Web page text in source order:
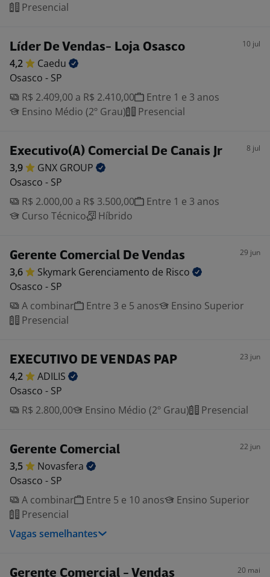
Presencial
Líder De Vendas- Loja Osasco 10 jul
4,2
Caedu
Osasco - SP
R$ 2.409,00 a R$ 2.410,00
Entre 1 e 3 anos
Ensino Médio (2º Grau)
Presencial
Executivo(A) Comercial De Canais Jr 8 jul
3,9 GNX GROUP
Osasco - SP
R$ 2.000,00 a R$ 3.500,00
Entre 1 e 3 anos
Curso Técnico
Híbrido
Gerente Comercial De Vendas 29 jun
3,6 Skymark Gerenciamento de Risco
Osasco - SP
A combinar
Entre 3 e 5 anos
Ensino Superior
Presencial
EXECUTIVO DE VENDAS PAP 23 jun
4,2
ADILIS
Osasco - SP
R$ 2.800,00
Ensino Médio (2º Grau) Presencial
Gerente Comercial 22 jun
3,5
Novasfera
Osasco - SP
A combinar
Entre 5 e 10 anos
Ensino Superior
Presencial
Vagas semelhantes
Gerente Comercial - Vendas 20 mai